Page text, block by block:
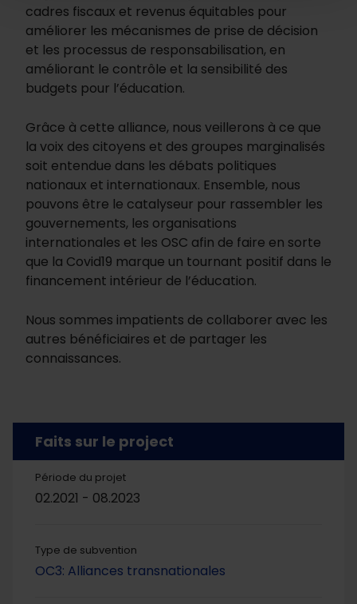
cadres fiscaux et revenus équitables pour
améliorer les mécanismes de prise de décision
et les processus de responsabilisation, en
améliorant le contrôle et la sensibilité des
budgets pour l’éducation.
Grâce à cette alliance, nous veillerons à ce que
la voix des citoyens et des groupes marginalisés
soit entendue dans les débats politiques
nationaux et internationaux. Ensemble, nous
pouvons être le catalyseur pour rassembler les
gouvernements, les organisations
internationales et les OSC afin de faire en sorte
que la Covid19 marque un tournant positif dans le
financement intérieur de l’éducation.
Nous sommes impatients de collaborer avec les
autres bénéficiaires et de partager les
connaissances.
Faits sur le project
Période du projet
02.2021 - 08.2023
Type de subvention
OC3: Alliances transnationales